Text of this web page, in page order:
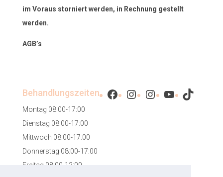
im Voraus storniert werden, in Rechnung gestellt
werden.
AGB’s
Behandlungszeiten
Montag 08:00-17:00
Dienstag 08:00-17:00
Mittwoch 08:00-17:00
Donnerstag 08:00-17:00
Freitag 08:00-12:00
Facebook
Instagram
Instagram
YouTube
TikTok